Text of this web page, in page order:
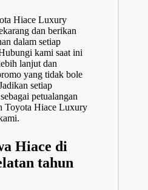
Hiace Luxury
dan berikan
dalam setiap
kami saat ini
lanjut dan
yang tidak bole
setiap
petualangan
Toyota Hiace Luxury
Hiace di
tahun